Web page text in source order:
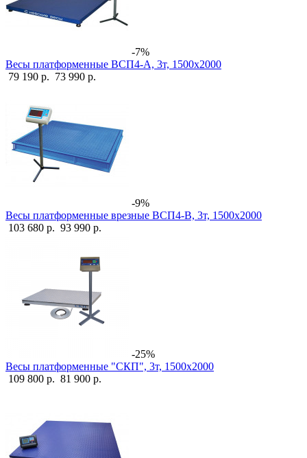
-7%
Весы платформенные ВСП4-А, 3т, 1500х2000
79 190 р. 73 990 р.
-9%
Весы платформенные врезные ВСП4-В, 3т, 1500х2000
103 680 р. 93 990 р.
-25%
Весы платформенные "СКП", 3т, 1500х2000
109 800 р. 81 900 р.